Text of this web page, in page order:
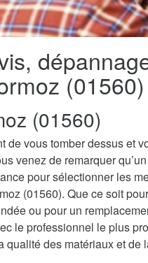
(01560)
de vous tomber dessus et
venez de remarquer
pour sélectionner les
(01560). Que ce soit
ou pour un
le professionnel le plus
qualité des matériaux et de